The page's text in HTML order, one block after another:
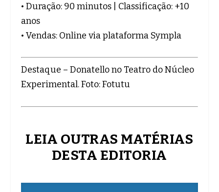
• Duração: 90 minutos | Classificação: +10
anos
• Vendas: Online via plataforma Sympla
Destaque – Donatello no Teatro do Núcleo
Experimental. Foto: Fotutu
LEIA OUTRAS MATÉRIAS
DESTA EDITORIA